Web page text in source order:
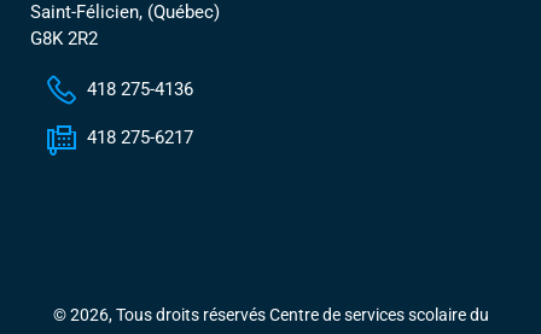
Saint-Félicien, (Québec)
G8K 2R2
418 275-4136
418 275-6217
© 2026, Tous droits réservés Centre de services scolaire du